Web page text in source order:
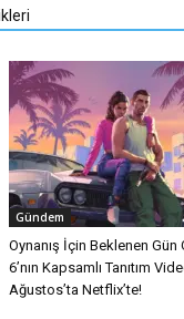
Gündem
Oynanış İçin Beklenen Gün
6’nın Kapsamlı Tanıtım
Ağustos’ta Netflix’te!